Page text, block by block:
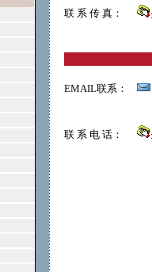
联 系 传 真：
EMAIL联系：
联 系 电 话： :